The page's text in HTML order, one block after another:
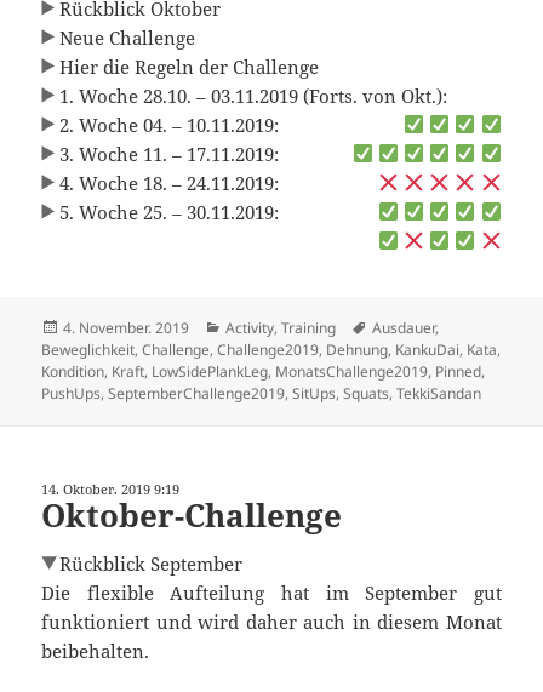
Rückblick Oktober
Neue Challenge
Hier die Regeln der Challenge
1. Woche 28.10. – 03.11.2019 (Forts. von Okt.):
2. Woche 04. – 10.11.2019:
3. Woche 11. – 17.11.2019:
4. Woche 18. – 24.11.2019:
5. Woche 25. – 30.11.2019:
Veröffentlicht
am
4. November. 2019 Kategorien
Activity,Training Schlagwörter
Ausdauer,
Beweglichkeit,Challenge,Challenge2019, Dehnung, KankuDai, Kata,
Kondition, Kraft, LowSidePlankLeg, MonatsChallenge2019, Pinned,
PushUps,SeptemberChallenge2019,SitUps,Squats,TekkiSandan
14. Oktober. 2019 9:19
Oktober-Challenge
Rückblick September
Die flexible Aufteilung hat im September gut
funktioniert und wird daher auch in diesem Monat
beibehalten.